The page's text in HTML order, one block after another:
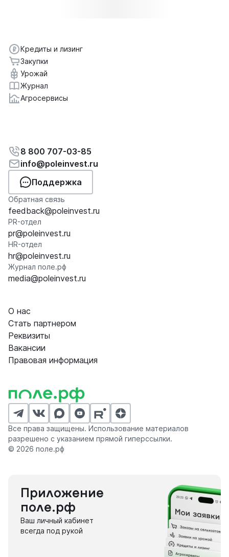
Кредиты и лизинг
Закупки
Урожай
Журнал
Агросервисы
8 800 707-03-85
info@poleinvest.ru
Поддержка
Обратная связь
feedback@poleinvest.ru
PR-отдел
pr@poleinvest.ru
HR-отдел
hr@poleinvest.ru
Журнал поле.рф
media@poleinvest.ru
О нас
Стать партнером
Реквизиты
Вакансии
Правовая информация
Все права защищены. Использование материалов
разрешено с указанием прямой гиперссылки.
© 2026 поле.рф
Приложение
поле.рф
Ваш личный кабинет
всегда под рукой